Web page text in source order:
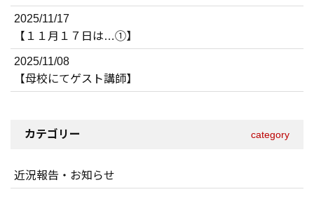
2025/11/17
【１１月１７日は…①】
2025/11/08
【母校にてゲスト講師】
カテゴリー category
近況報告・お知らせ